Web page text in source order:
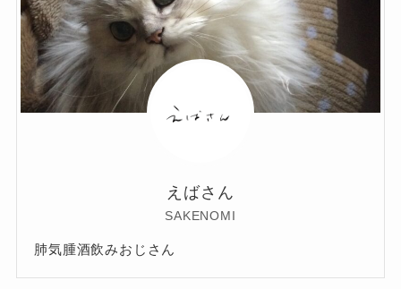
えばさん
SAKENOMI
肺気腫酒飲みおじさん